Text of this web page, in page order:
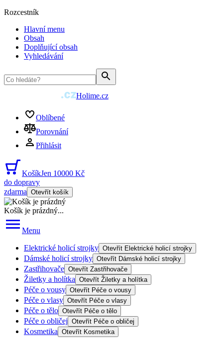
Rozcestník
Hlavní menu
Obsah
Doplňující obsah
Vyhledávání
Holime.cz
Oblíbené
Porovnání
Přihlásit
KošíkJen 10000 Kč
do dopravy
zdarma Otevřít košík
Košík je prázdný...
Menu
Elektrické holicí strojky Otevřít Elektrické holicí strojky
Dámské holicí strojky Otevřít Dámské holicí strojky
Zastřihovače Otevřít Zastřihovače
Žiletky a holítka Otevřít Žiletky a holítka
Péče o vousy Otevřít Péče o vousy
Péče o vlasy Otevřít Péče o vlasy
Péče o tělo Otevřít Péče o tělo
Péče o obličej Otevřít Péče o obličej
Kosmetika Otevřít Kosmetika